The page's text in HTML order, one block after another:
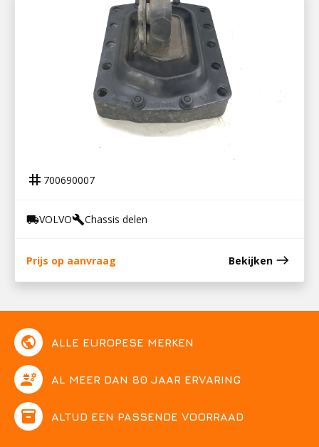
MOTORSTEUN ACHTER VOLVO FH12
tag 700690007
local_shippingVOLVObuildChassis delen
Prijs op aanvraag Bekijken east
public ALLE EUROPESE MERKEN
engineering AL MEER DAN 80 JAAR ERVARING
inventory ALTIJD EEN PASSENDE VOORRAAD